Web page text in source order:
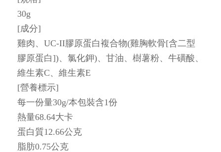
30g
[成分]
雞肉、UC-II膠原蛋白複合物(雞胸軟骨[含二型
膠原蛋白])、氯化鉀)、甘油、樹薯粉、牛磺酸、
維生素C、維生素E
[營養標示]
每一份量30g/本包裝含1份
熱量68.64大卡
蛋白質12.66公克
脂肪0.75公克